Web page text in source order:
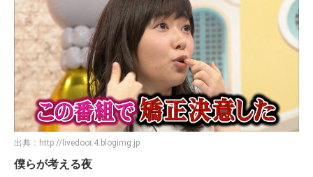
出典： http://livedoor.4.blogimg.jp
僕らが考える夜